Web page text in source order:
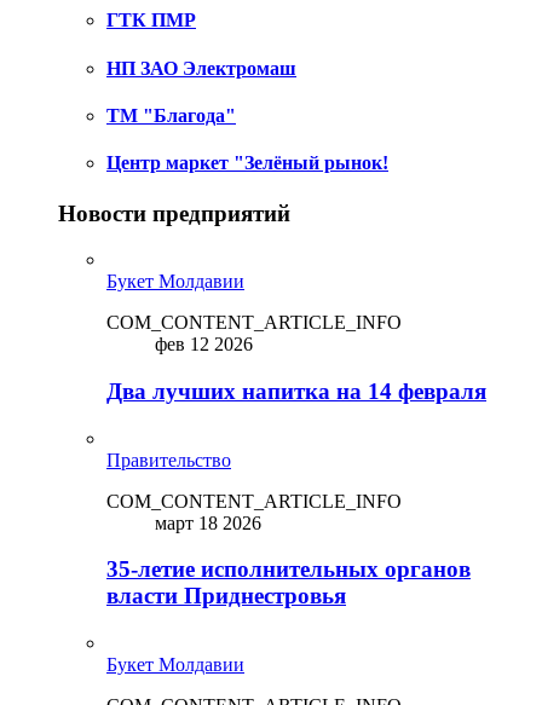
ГТК ПМР
НП ЗАО Электромаш
ТМ "Благода"
Центр маркет "Зелёный рынок!
Новости предприятий
Букет Молдавии
COM_CONTENT_ARTICLE_INFO
фев 12 2026
Два лучших напитка на 14 февраля
Правительство
COM_CONTENT_ARTICLE_INFO
март 18 2026
35-летие исполнительных органов
власти Приднестровья
Букет Молдавии